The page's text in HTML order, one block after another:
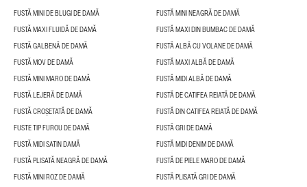
FUSTĂ MINI DE BLUGI DE DAMĂ
FUSTĂ MINI NEAGRĂ DE DAMĂ
FUSTĂ MAXI FLUIDĂ DE DAMĂ
FUSTĂ MAXI DIN BUMBAC DE DAMĂ
FUSTĂ GALBENĂ DE DAMĂ
FUSTĂ ALBĂ CU VOLANE DE DAMĂ
FUSTĂ MOV DE DAMĂ
FUSTĂ MAXI ALBĂ DE DAMĂ
FUSTĂ MINI MARO DE DAMĂ
FUSTĂ MIDI ALBĂ DE DAMĂ
FUSTĂ LEJERĂ DE DAMĂ
FUSTĂ DE CATIFEA REIATĂ DE DAMĂ
FUSTĂ CROȘETATĂ DE DAMĂ
FUSTĂ DIN CATIFEA REIATĂ DE DAMĂ
FUSTE TIP FUROU DE DAMĂ
FUSTĂ GRI DE DAMĂ
FUSTĂ MIDI SATIN DAMĂ
FUSTĂ MIDI DENIM DE DAMĂ
FUSTĂ PLISATĂ NEAGRĂ DE DAMĂ
FUSTĂ DE PIELE MARO DE DAMĂ
FUSTĂ MINI ROZ DE DAMĂ
FUSTĂ PLISATĂ GRI DE DAMĂ